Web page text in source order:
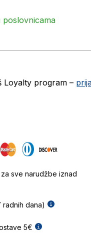
Loyalty program –
za sve narudžbe iznad
radnih dana)
5€